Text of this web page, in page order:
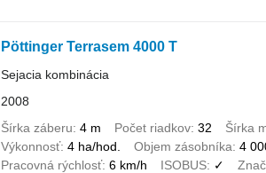
Pöttinger Terrasem 4000 T
Sejacia kombinácia
2008
Šírka záberu 4 m Počet riadkov 32 Šírka
Výkonnosť 4 ha/hod. Objem zásobníka 4
Pracovná rýchlosť 6 km/h ISOBUS ✓